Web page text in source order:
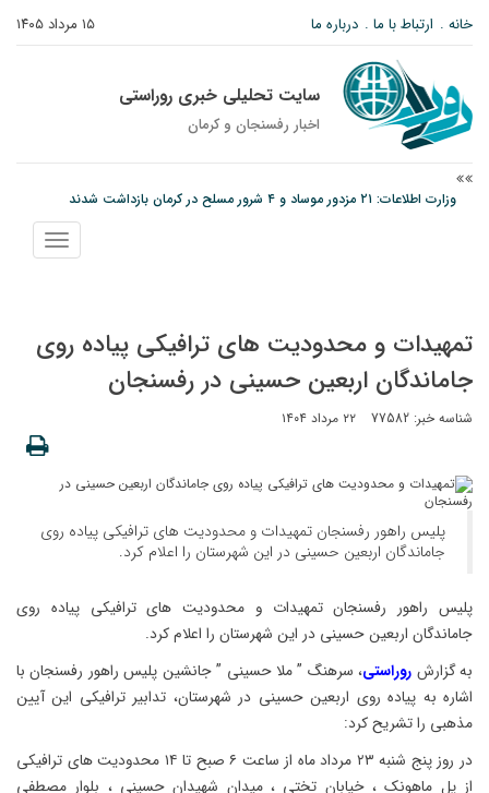
۱۵ مرداد ۱۴۰۵ خانه ارتباط با ما درباره ما
سایت تحلیلی خبری روراستی
اخبار رفسنجان و كرمان
وزارت اطلاعات: ۲۱ مزدور موساد و ۴ شرور مسلح در کرمان بازداشت شدند
دادستان رفسنجان: رفع مشکلات ایستگاه راه‌آهن احمدآباد با قید فوریت پیگیرینمایش
منو
تمهیدات و محدودیت های ترافیکی پیاده روی
جاماندگان اربعین حسینی در رفسنجان
شناسه خبر: 77582 ۲۲ مرداد ۱۴۰۴
پلیس راهور رفسنجان تمهیدات و محدودیت های ترافیکی پیاده روی
جاماندگان اربعین حسینی در این شهرستان را اعلام کرد.
پلیس راهور رفسنجان تمهیدات و محدودیت های ترافیکی پیاده روی
جاماندگان اربعین حسینی در این شهرستان را اعلام کرد.
به گزارش روراستی، سرهنگ ” ملا حسینی ” جانشین پلیس راهور رفسنجان با
اشاره به پیاده روی اربعین حسینی در شهرستان، تدابیر ترافیکی این آیین
مذهبی را تشریح کرد:
در روز پنج شنبه ۲۳ مرداد ماه از ساعت ۶ صبح تا ۱۴ محدودیت های ترافیکی
️از پل ماهونک ، خیابان تختی ، میدان شهیدان حسینی ، بلوار مصطفی